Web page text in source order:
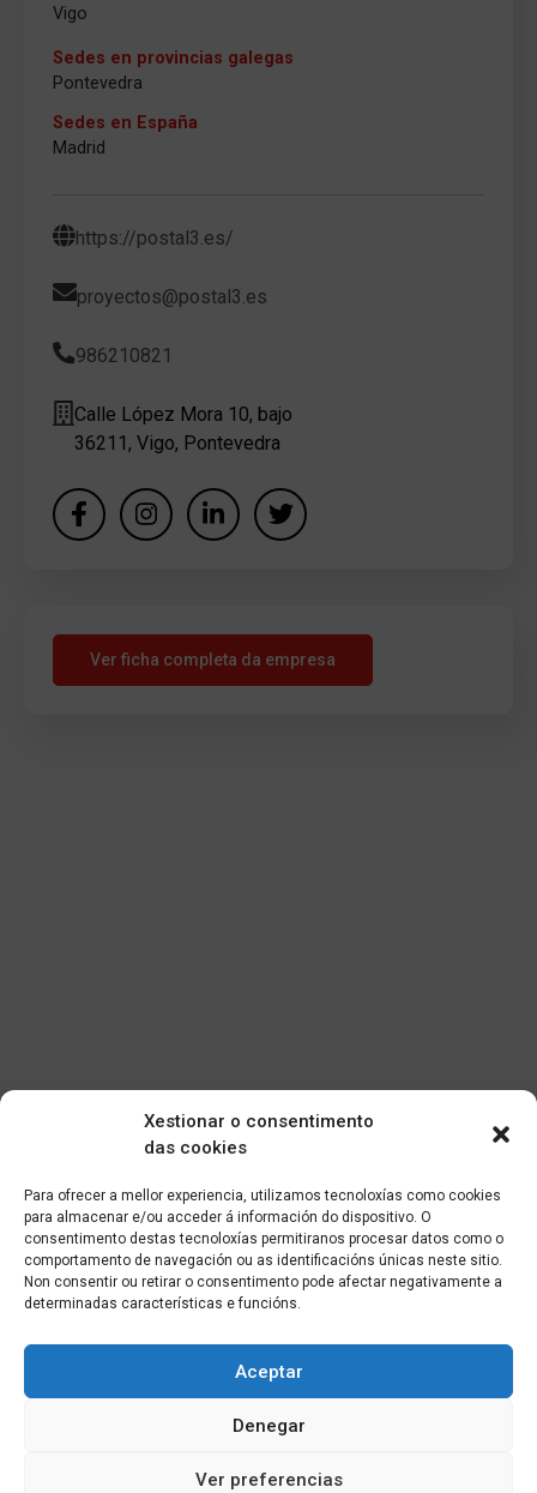
Xestionar o consentimento
das cookies
Para ofrecer a mellor experiencia, utilizamos tecnoloxías como cookies
para almacenar e/ou acceder á información do dispositivo. O
consentimento destas tecnoloxías permitiranos procesar datos como o
comportamento de navegación ou as identificacións únicas neste sitio.
Non consentir ou retirar o consentimento pode afectar negativamente a
determinadas características e funcións.
Aceptar
Denegar
Ver preferencias
Vigo
Sedes en provincias galegas
Pontevedra
Sedes en España
Madrid
https://postal3.es/
proyectos@postal3.es
986210821
Calle López Mora 10, bajo
36211, Vigo, Pontevedra
Ver ficha completa da empresa